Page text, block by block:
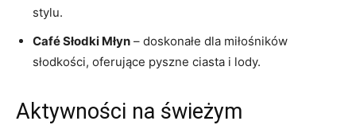
stylu.
Café Słodki Młyn – doskonałe‌ dla miłośników
słodkości,⁤ oferujące pyszne ciasta i lody.
Aktywności⁤ na świeżym